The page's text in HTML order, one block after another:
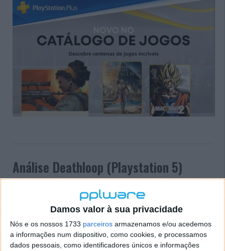
Damos valor à sua privacidade
Nós e os nossos 1733 parceiros armazenamos e/ou acedemos
a informações num dispositivo, como cookies, e processamos
dados pessoais, como identificadores únicos e informações
Análise Deathloop (Playstation 5)
Deathloop, é um jogo que temos vindo a acompanhar
, e que foi desenvolvido pelos
Arkane Studios (equipa responsável por Dishonored,
por exemplo).